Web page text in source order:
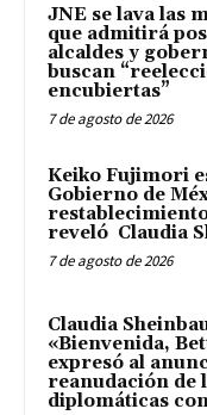
JNE se lava las
que admitirá
alcaldes y
buscan
encubiertas”
7 de agosto de 2026
Keiko Fujimori
Gobierno de
reveló Claudia
7 de agosto de 2026
Claudia
«Bienvenida,
expresó al
reanudación de
diplomáticas